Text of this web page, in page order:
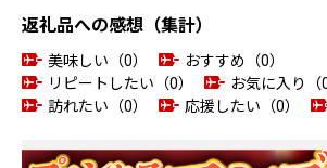
返礼品への感想（集計）
美味しい（0）
おすすめ（0）
リピートしたい（0）
お気に入り（0
訪れたい（0）
応援したい（0）